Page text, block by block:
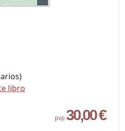
libro
pvp.30,00 €